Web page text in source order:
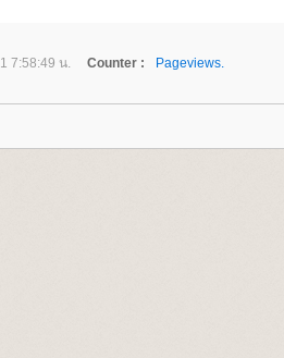
7:58:49 น. Counter :
Pageviews.